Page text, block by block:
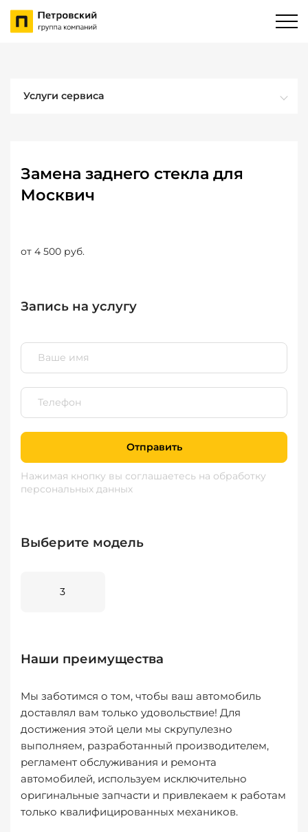
Услуги сервиса
Замена заднего стекла для
Москвич
от 4 500 руб.
Запись на услугу
Отправить
Нажимая кнопку вы соглашаетесь на обработку
персональных данных
Выберите модель
3
Наши преимущества
Мы заботимся о том, чтобы ваш автомобиль
доставлял вам только удовольствие! Для
достижения этой цели мы скрупулезно
выполняем, разработанный производителем,
регламент обслуживания и ремонта
автомобилей, используем исключительно
оригинальные запчасти и привлекаем к работам
только квалифицированных механиков.